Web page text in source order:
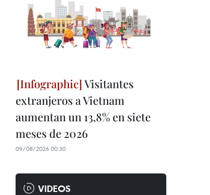
Visitantes
extranjeros a Vietnam
aumentan un 13,8% en siete
meses de 2026
09/08/2026 00:30
VIDEOS